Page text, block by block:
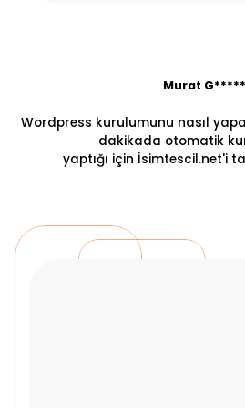
Murat G*****
Wordpress kurulumunu nasıl
dakikada otomatik
yaptığı için İsimtescil.net'i